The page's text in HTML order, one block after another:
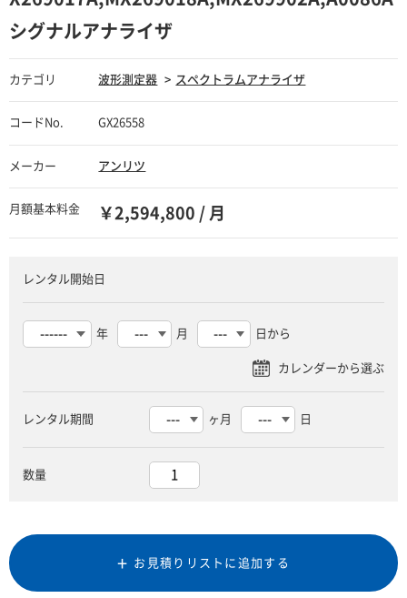
シグナルアナライザ
カテゴリ 波形測定器 スペクトラムアナライザ
コードNo. GX26558
メーカー アンリツ
月額基本料金 ￥2,594,800 / 月
レンタル開始日
年 月 日から
レンタル期間 ヶ月 日
数量
お見積りリストに追加する